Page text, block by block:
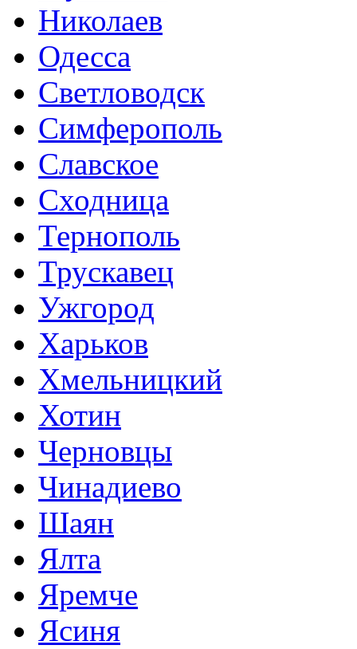
Николаев
Одесса
Светловодск
Симферополь
Славское
Сходница
Тернополь
Трускавец
Ужгород
Харьков
Хмельницкий
Хотин
Черновцы
Чинадиево
Шаян
Ялта
Яремче
Ясиня